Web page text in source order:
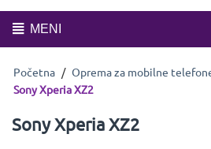
MENI
Početna / Oprema za mobilne
Sony Xperia XZ2
Sony Xperia XZ2